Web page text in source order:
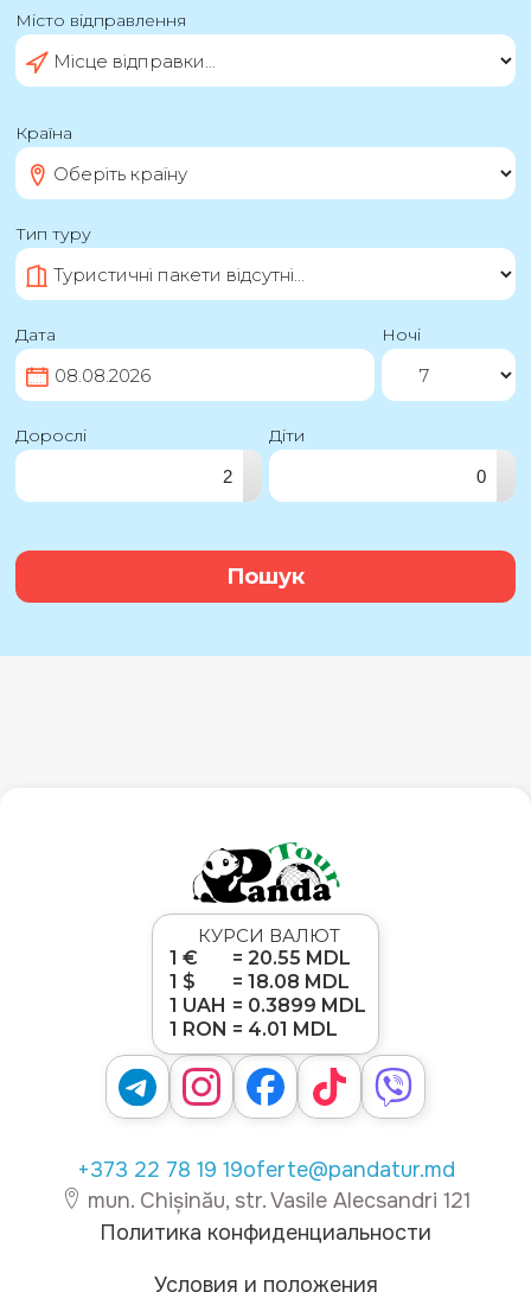
Місто відправлення
Країна
Тип туру
Дата Ночі
Дорослі
▴
▾
Діти
Пошук
КУРСИ ВАЛЮТ
1 €
= 20.55 MDL
1 $
= 18.08 MDL
1 UAH = 0.3899 MDL
1 RON = 4.01 MDL
+373 22 78 19 19oferte@pandatur.md
mun. Chișinău, str. Vasile Alecsandri 121
Политика конфиденциальности
Условия и положения